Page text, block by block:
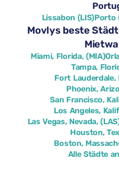
Lissabon (LIS)Porto
Movlys beste
Miami, Florida, (MIA)
Tampa,
Fort Lauderdale,
Phoenix,
San Francisco,
Los Angeles,
Las Vegas, Nevada,
Houston,
Boston,
Alle Städte